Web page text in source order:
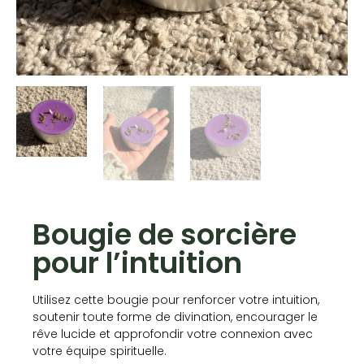
Bougie de sorcière
pour l’intuition
Utilisez cette bougie pour renforcer votre intuition,
soutenir toute forme de divination, encourager le
rêve lucide et approfondir votre connexion avec
votre équipe spirituelle.